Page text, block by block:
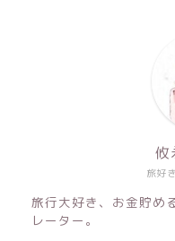
旅好
旅行大好き、お金貯め
レーター。